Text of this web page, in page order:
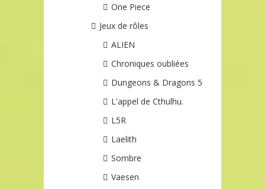
One Piece
Jeux de rôles
ALIEN
Chroniques oubliées
Dungeons & Dragons 5
L'appel de Cthulhu.
L5R
Laelith
Sombre
Vaesen